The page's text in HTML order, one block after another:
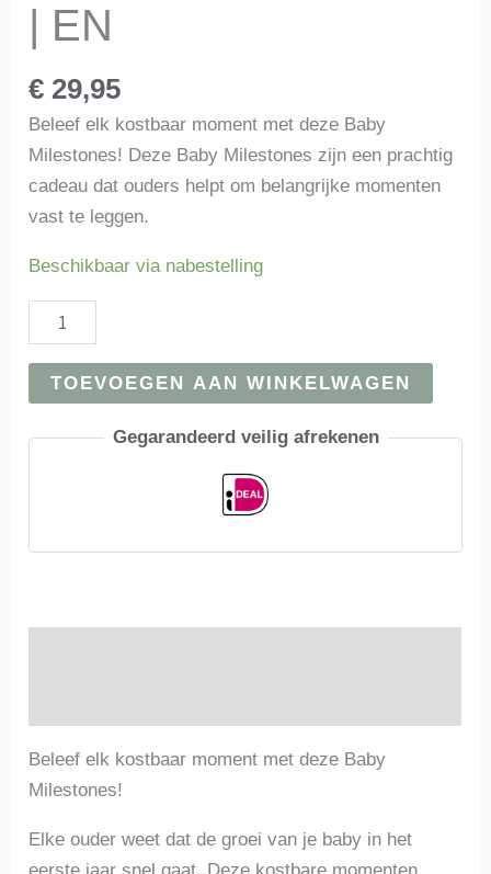
| EN
€ 29,95
Beleef elk kostbaar moment met deze Baby
Milestones! Deze Baby Milestones zijn een prachtig
cadeau dat ouders helpt om belangrijke momenten
vast te leggen.
Beschikbaar via nabestelling
Baby
milestones
Zeshoek
|
TOEVOEGEN AAN WINKELWAGEN
Gegarandeerd veilig afrekenen
Beleef elk kostbaar moment met deze Baby
Milestones!
Elke ouder weet dat de groei van je baby in het